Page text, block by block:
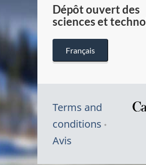
Dépôt ouvert des
sciences et
Français
Terms and
conditions
Avis